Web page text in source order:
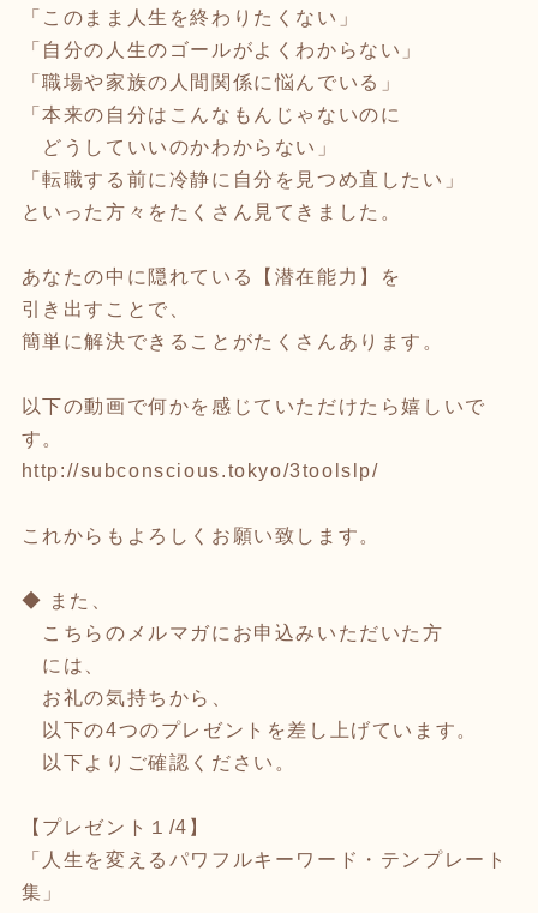
「このまま人生を終わりたくない」
「自分の人生のゴールがよくわからない」
「職場や家族の人間関係に悩んでいる」
「本来の自分はこんなもんじゃないのに
どうしていいのかわからない」
「転職する前に冷静に自分を見つめ直したい」
といった方々をたくさん見てきました。
あなたの中に隠れている【潜在能力】を
引き出すことで、
簡単に解決できることがたくさんあります。
以下の動画で何かを感じていただけたら嬉しいで
す。
http://subconscious.tokyo/3toolslp/
これからもよろしくお願い致します。
◆ また、
こちらのメルマガにお申込みいただいた方
には、
お礼の気持ちから、
以下の4つのプレゼントを差し上げています。
以下よりご確認ください。
【プレゼント１/4】
「人生を変えるパワフルキーワード・テンプレート
集」